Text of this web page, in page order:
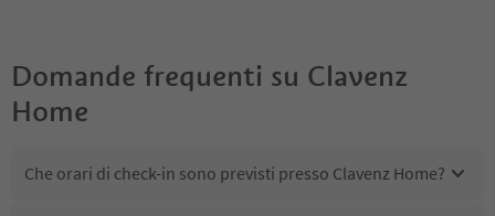
Domande frequenti su Clavenz
Home
Che orari di check-in sono previsti presso Clavenz Home?